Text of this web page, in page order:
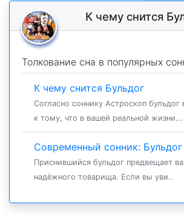
К чему снится
Толкование сна в популярных
К чему снится Бульдог
Согласно соннику Астроскоп бульдог
к тому, что в вашей реальной жизни...
Современный сонник: Бульдог
Приснившийся бульдог предвещает
надёжного товарища. Если вы уви..